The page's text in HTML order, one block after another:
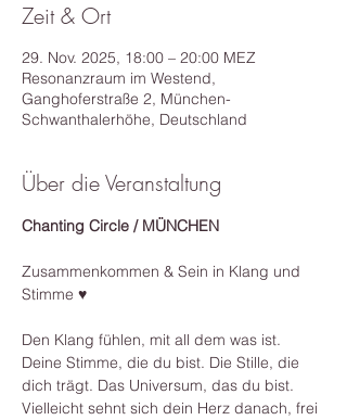
Zeit & Ort
29. Nov. 2025, 18:00 – 20:00 MEZ
Resonanzraum im Westend,
Ganghoferstraße 2, München-
Schwanthalerhöhe, Deutschland
Über die Veranstaltung
Chanting Circle / MÜNCHEN
Zusammenkommen & Sein in Klang und
Stimme ♥
Den Klang fühlen, mit all dem was ist.
Deine Stimme, die du bist. Die Stille, die
dich trägt. Das Universum, das du bist.
Vielleicht sehnt sich dein Herz danach, frei